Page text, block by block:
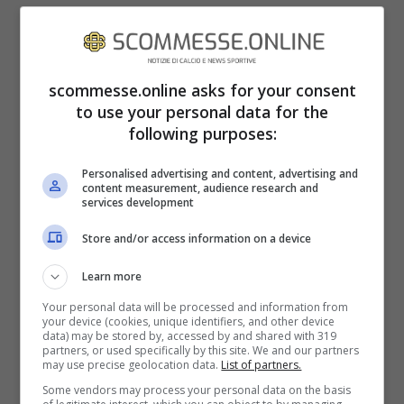
Qual è l’errore da non commettere
prima di azionare una nuova
asciugatrice: così non si spende
nemmeno troppo
Azionare la lavatrice è davvero molto
semplice. Dopo aver selezionato il ciclo
adatto ed aver inserito tutto quello che è
necessario per ottenere dei bucati
scommesse.online asks for your consent
to use your personal data for the
following purposes:
Personalised advertising and content, advertising and
content measurement, audience research and
services development
Store and/or access information on a device
Learn more
Your personal data will be processed and information from
your device (cookies, unique identifiers, and other device
data) may be stored by, accessed by and shared with 319
partners, or used specifically by this site. We and our partners
may use precise geolocation data. List of partners.
Some vendors may process your personal data on the basis